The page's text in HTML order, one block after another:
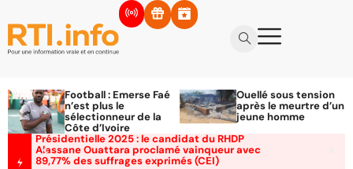
Football : Emerse Faé
n’est plus le
sélectionneur de la
Côte d’Ivoire
Ouellé sous tension
après le meurtre d’un
jeune homme
Présidentielle 2025 : le candidat du RHDP
Alassane Ouattara proclamé vainqueur avec
89,77% des suffrages exprimés (CEI)